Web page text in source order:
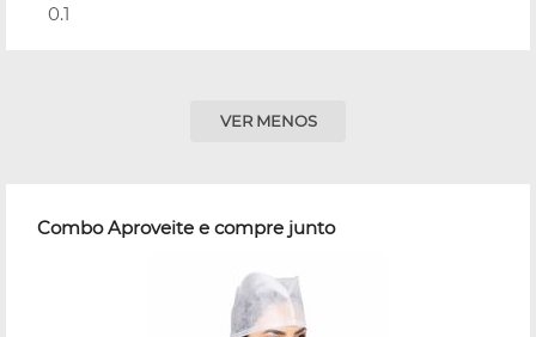
0.1
VER MENOS
Combo Aproveite e compre junto